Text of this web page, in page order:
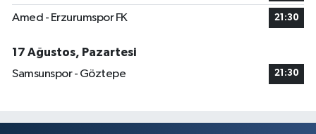
Amed - Erzurumspor FK 21:30
17 Ağustos, Pazartesi
Samsunspor - Göztepe
21:30